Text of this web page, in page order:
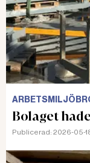
Bolaget
Publicerad: 2026-05-